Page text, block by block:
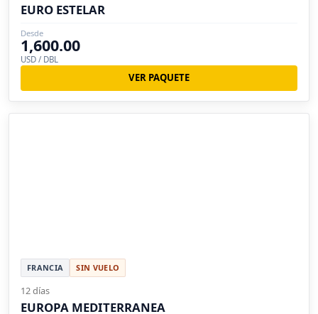
EURO ESTELAR
Desde
1,600.00
USD / DBL
VER PAQUETE
FRANCIA SIN VUELO
12 días
EUROPA MEDITERRANEA